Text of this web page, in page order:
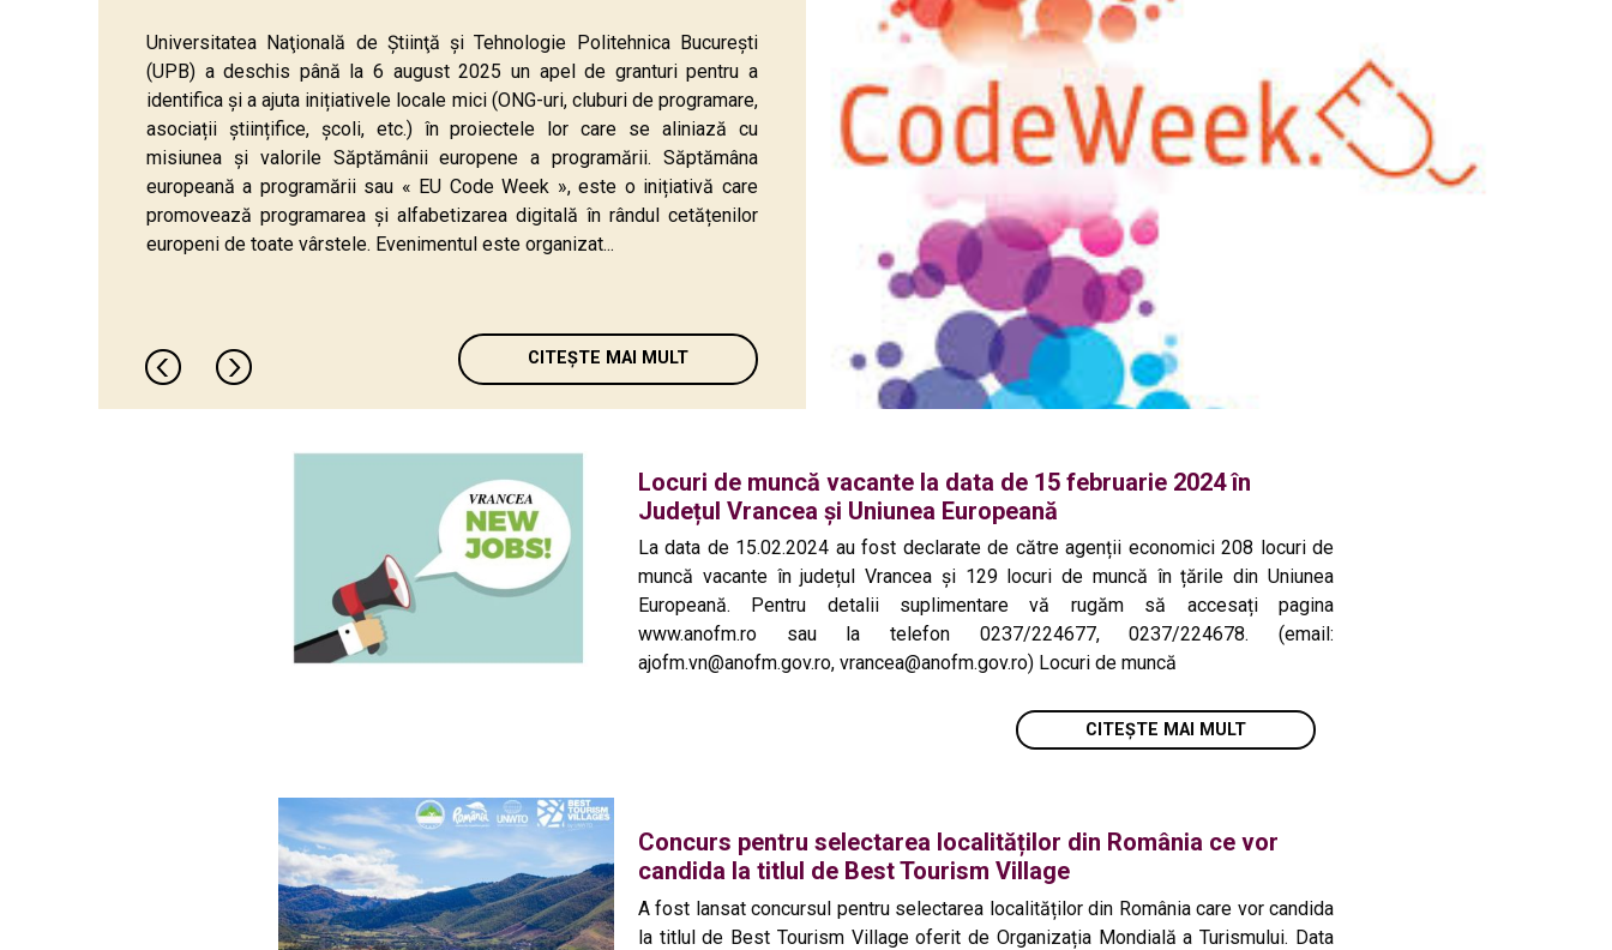
Universitatea Naţională de Ştiinţă şi Tehnologie Politehnica Bucureşti
(UPB) a deschis până la 6 august 2025 un apel de granturi pentru a
identifica și a ajuta inițiativele locale mici (ONG-uri, cluburi de programare,
asociații științifice, şcoli, etc.) în proiectele lor care se aliniază cu
misiunea și valorile Săptămânii europene a programării. Săptămâna
europeană a programării sau « EU Code Week », este o inițiativă care
promovează programarea și alfabetizarea digitală în rândul cetățenilor
europeni de toate vârstele. Evenimentul este organizat...
CITEȘTE MAI MULT
Locuri de muncă vacante la data de 15 februarie 2024 în
Județul Vrancea și Uniunea Europeană
La data de 15.02.2024 au fost declarate de către agenții economici 208 locuri de
muncă vacante în județul Vrancea și 129 locuri de muncă în țările din Uniunea
Europeană. Pentru detalii suplimentare vă rugăm să accesați pagina
www.anofm.ro sau la telefon 0237/224677, 0237/224678. (email:
ajofm.vn@anofm.gov.ro, vrancea@anofm.gov.ro) Locuri de muncă
CITEȘTE MAI MULT
Concurs pentru selectarea localităților din România ce vor
candida la titlul de Best Tourism Village
A fost lansat concursul pentru selectarea localităților din România care vor candida
la titlul de Best Tourism Village oferit de Organizația Mondială a Turismului. Data